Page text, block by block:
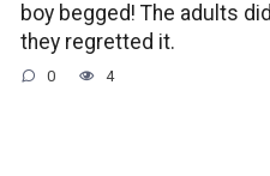
boy begged! The adults
they regretted it.
0 4